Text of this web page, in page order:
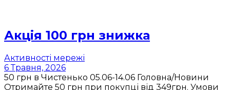
Акція 100 грн знижка
Активності мережі
6 Травня, 2026
50 грн в Чистенько 05.06-14.06 Головна/Новини
Отримайте 50 грн при покупці від 349грн. Умови